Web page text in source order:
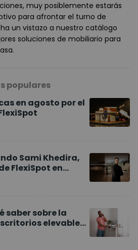
muy posiblemente estarás
para afrontar el turno de
un vistazo a nuestro catálogo
soluciones de mobiliario para
populares
en agosto por el
Sami Khedira,
FlexiSpot en
saber sobre la
elevables